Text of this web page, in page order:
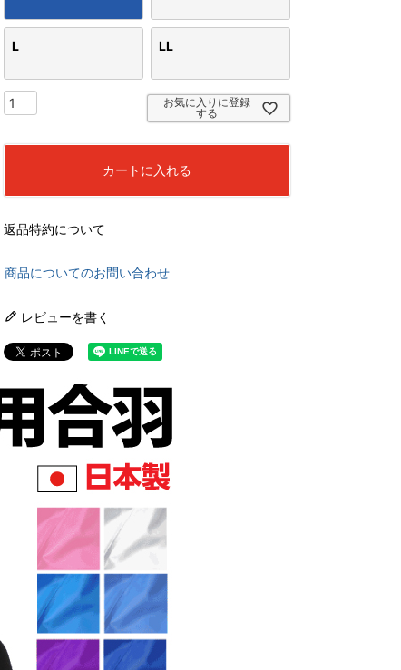
L LL
お気に入りに登録
する
カートに入れる
返品特約について
商品についてのお問い合わせ
レビューを書く